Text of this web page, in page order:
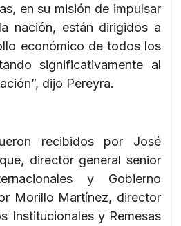
en su misión de impulsar
nación, están dirigidos a
económico de todos los
significativamente al
dijo Pereyra.
recibidos por José
director general senior
y Gobierno
Morillo Martínez, director
Institucionales y Remesas